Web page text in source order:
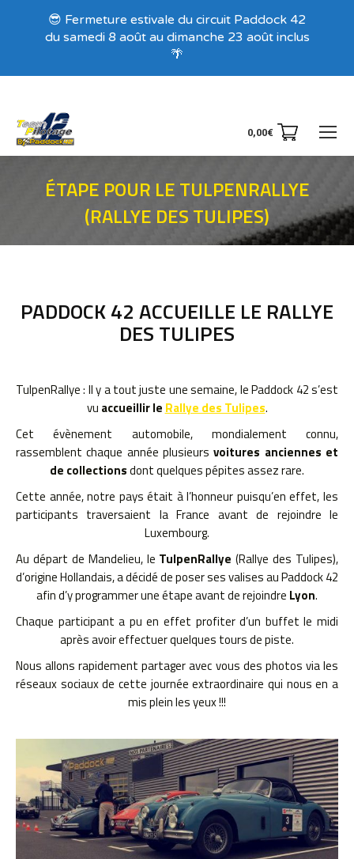
0,00€
ÉTAPE POUR LE TULPENRALLYE
(RALLYE DES TULIPES)
Vous êtes ici :
PADDOCK 42 ACCUEILLE LE RALLYE
DES TULIPES
TulpenRallye : Il y a tout juste une semaine, le Paddock 42 s’est
vu accueillir le Rallye des Tulipes.
Cet évènement automobile, mondialement connu,
rassemblent chaque année plusieursvoitures anciennes et
de collectionsdont quelques pépites assez rare.
Cette année, notre pays était à l’honneur puisqu’en effet, les
participants traversaient la France avant de rejoindre le
Luxembourg.
Au départ de Mandelieu, le TulpenRallye (Rallye des Tulipes),
d’origine Hollandais, a décidé de poser ses valises au Paddock 42
afin d’y programmer une étape avant de rejoindre Lyon.
Chaque participant a pu en effet profiter d’un buffet le midi
après avoir effectuer quelques tours de piste.
Nous allons rapidement partager avec vous des photos via les
réseaux sociaux de cette journée extraordinaire qui nous en a
mis plein les yeux !!!
Recevez nos offres exclusives !
😎 Fermeture estivale du circuit Paddock 42
du samedi 8 août au dimanche 23 août inclus
🌴